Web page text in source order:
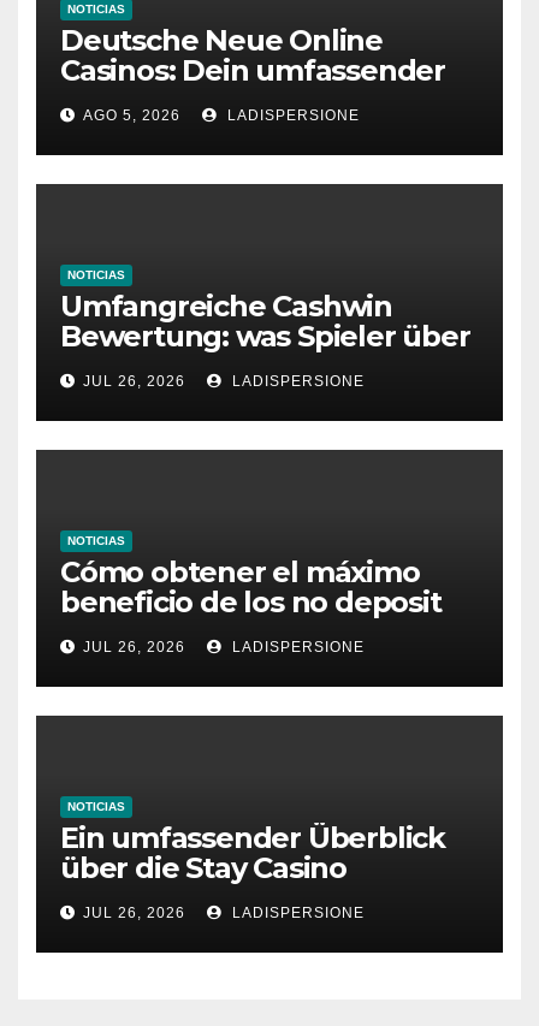
NOTICIAS
Deutsche Neue Online
Casinos: Dein umfassender
Ratgeber für moderne
Glücksspielplattformen
AGO 5, 2026 LADISPERSIONE
NOTICIAS
Umfangreiche Cashwin
Bewertung: was Spieler über
dieses Casino denken
JUL 26, 2026 LADISPERSIONE
NOTICIAS
Cómo obtener el máximo
beneficio de los no deposit
bonus codes de roby casino
JUL 26, 2026 LADISPERSIONE
NOTICIAS
Ein umfassender Überblick
über die Stay Casino
Bonusbedingungen
JUL 26, 2026 LADISPERSIONE